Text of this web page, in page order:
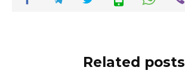
Related posts